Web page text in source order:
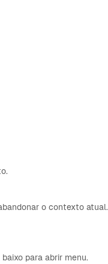
o contexto atual.
para abrir menu.